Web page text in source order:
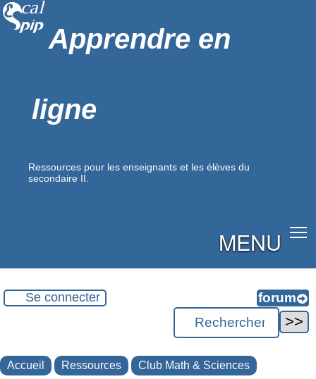
Apprendre en
ligne
Ressources pour les enseignants et les élèves du
secondaire II.
MENU
Se connecter
Accueil Ressources Club Math & Sciences